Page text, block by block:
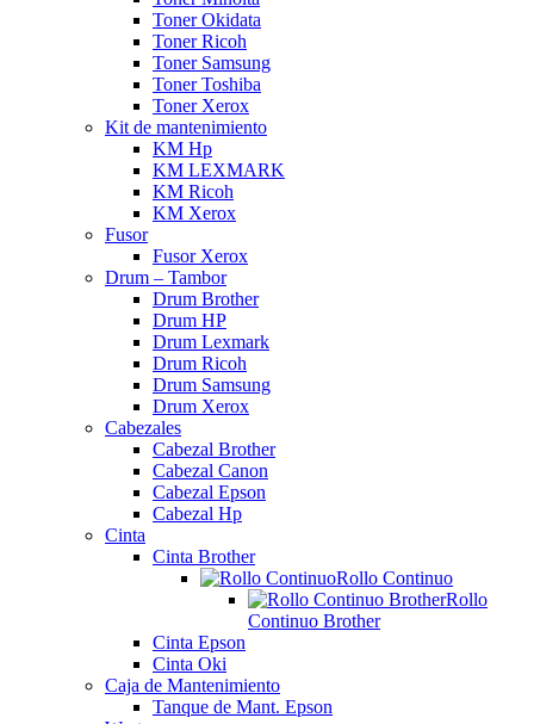
Toner Okidata
Toner Ricoh
Toner Samsung
Toner Toshiba
Toner Xerox
Kit de mantenimiento
KM Hp
KM LEXMARK
KM Ricoh
KM Xerox
Fusor
Fusor Xerox
Drum – Tambor
Drum Brother
Drum HP
Drum Lexmark
Drum Ricoh
Drum Samsung
Drum Xerox
Cabezales
Cabezal Brother
Cabezal Canon
Cabezal Epson
Cabezal Hp
Cinta
Cinta Brother
Rollo Continuo
Rollo
Continuo Brother
Cinta Epson
Cinta Oki
Caja de Mantenimiento
Tanque de Mant. Epson